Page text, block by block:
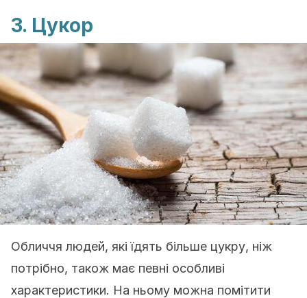
3. Цукор
Обличчя людей, які їдять більше цукру, ніж
потрібно, також має певні особливі
характеристики. На ньому можна помітити